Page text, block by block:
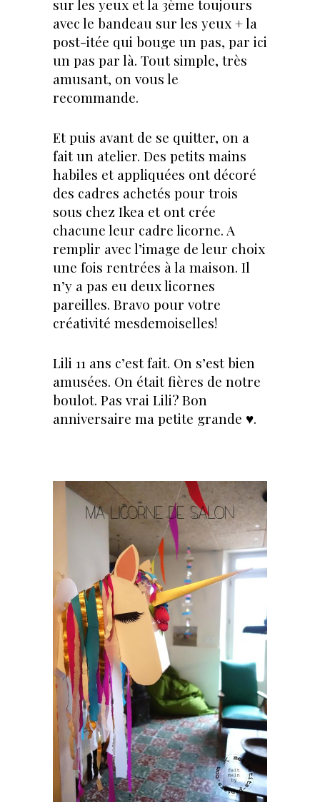
sur les yeux et la 3ème toujours
avec le bandeau sur les yeux + la
post-itée qui bouge un pas, par ici
un pas par là. Tout simple, très
amusant, on vous le
recommande.
Et puis avant de se quitter, on a
fait un atelier. Des petits mains
habiles et appliquées ont décoré
des cadres achetés pour trois
sous chez Ikea et ont crée
chacune leur cadre licorne. A
remplir avec l’image de leur choix
une fois rentrées à la maison. Il
n’y a pas eu deux licornes
pareilles. Bravo pour votre
créativité mesdemoiselles!
Lili 11 ans c’est fait. On s’est bien
amusées. On était fières de notre
boulot. Pas vrai Lili? Bon
anniversaire ma petite grande ♥.